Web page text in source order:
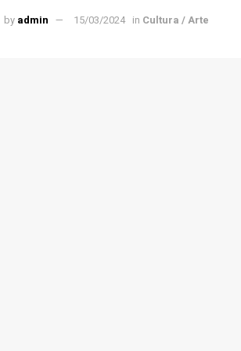
by admin 15/03/2024 in Cultura / Arte